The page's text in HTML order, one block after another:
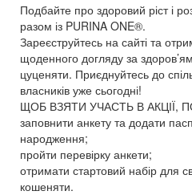
Подбайте про здоровий ріст і
разом із PURINA ONE®.
Зареєструйтесь на сайті та
щоденного догляду за
цуценяти. Приєднуйтесь до
власників уже сьогодні!
ЩОБ ВЗЯТИ УЧАСТЬ В АКЦІЇ,
заповнити анкету та додати
народження;
пройти перевірку анкети;
отримати стартовий набір для
кошеняти.